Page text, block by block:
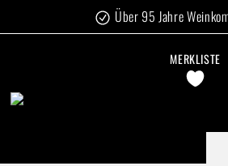
Über 95 Jahre
MERKLISTE